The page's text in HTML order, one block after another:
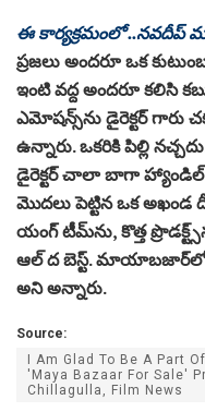
ఈ కార్య‌క్ర‌మంలో ..నవదీప్
ప్రజలు అందరూ ఒక
ఇంటి వద్ద అందరూ కలిసి
ఎమోషన్స్‌ను డైరెక్టర్ గారు
ఉన్నారు. ఒకరికి పిల్లి
డైరెక్టర్ చాలా బాగా
మొదలు పెట్టిన ఒక అఖండ
యంగ్ టీమ్‌ను, కొత్త
ఆల్‌ ద బెస్ట్.
అని అన్నారు.
Source:
I Am Glad To Be A Part
'Maya Bazaar For Sale'
Chillagulla, Film News